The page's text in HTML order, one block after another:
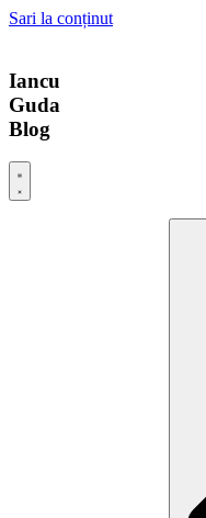
Sari la conținut
Iancu
Guda
Blog